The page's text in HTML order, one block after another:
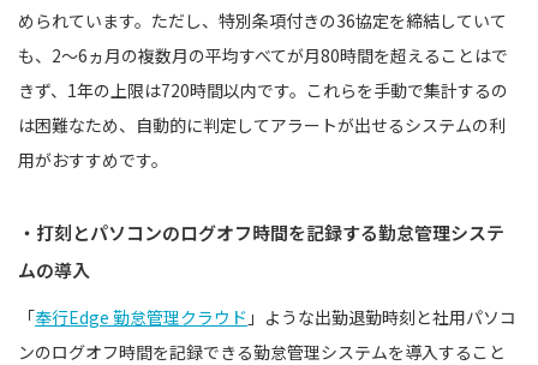
められています。ただし、特別条項付きの36協定を締結していて
も、2～6ヵ月の複数月の平均すべてが月80時間を超えることはで
きず、1年の上限は720時間以内です。これらを手動で集計するの
は困難なため、自動的に判定してアラートが出せるシステムの利
用がおすすめです。
・打刻とパソコンのログオフ時間を記録する勤怠管理システ
ムの導入
「奉行Edge 勤怠管理クラウド 」ような出勤退勤時刻と社用パソコ
ンのログオフ時間を記録できる勤怠管理システムを導入すること